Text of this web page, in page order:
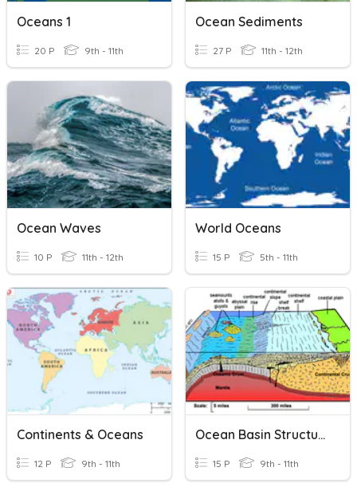
Oceans 1
20 P 9th - 11th
Ocean Sediments
27 P 11th - 12th
Ocean Waves
10 P 11th - 12th
World Oceans
15 P 5th - 11th
Continents & Oceans
12 P 9th - 11th
Ocean Basin Structures
15 P 9th - 11th